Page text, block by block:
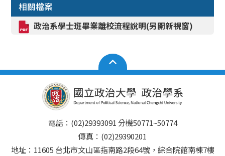
相關檔案
政治系學士班畢業離校流程說明(另開新視窗)
電話：(02)29393091 分機50771~50774
傳真：(02)29390201
地址：11605 台北市文山區指南路2段64號，綜合院館南棟7樓